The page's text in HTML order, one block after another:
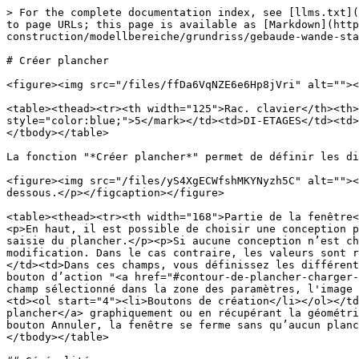
> For the complete documentation index, see
to page URLs; this page is available as
construction/modellbereiche/grundriss/gebaude-wande-
# Créer plancher
<figure><img src="/files/ffDa6VqNZE6e6Hp8jVri"
<table><thead><tr><th width="125">Rac. clavier</
style="color:blue;">5</mark></td><td>DI-ETAGES</
</tbody></table>
La fonction "*Créer plancher*" permet de définir les
<figure><img src="/files/yS4XgECWfshMKYNyzh5C"
dessous.</p></figcaption></figure>
<table><thead><tr><th width="168">Partie de la
<p>En haut, il est possible de choisir une conception
saisie du plancher.</p><p>Si aucune conception
modification. Dans le cas contraire, les valeurs sont
</td><td>Dans ces champs, vous définissez les
bouton d’action "<a href="#contour-de-plancher-
champ sélectionné dans la zone des paramètres,
<td><ol start="4"><li>Boutons de création</li></ol></
plancher</a> graphiquement ou en récupérant la
bouton Annuler, la fenêtre se ferme sans qu’aucun
</tbody></table>